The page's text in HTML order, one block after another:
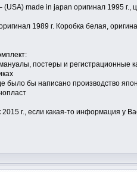
(USA) made in japan оригинал 1995 г.,
1989 г. Коробка белая,
постеры и регистрационные
было бы написано производство
г., если какая-то информация у